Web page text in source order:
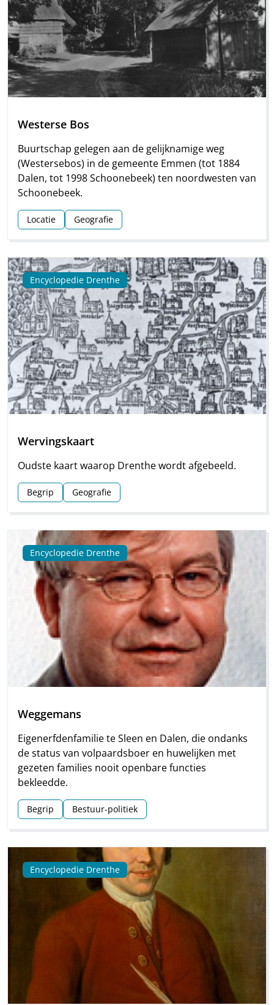
Westerse Bos
Buurtschap gelegen aan de gelijknamige weg
(Westersebos) in de gemeente Emmen (tot 1884
Dalen, tot 1998 Schoonebeek) ten noordwesten van
Schoonebeek.
Locatie Geografie
Encyclopedie Drenthe
Wervingskaart
Oudste kaart waarop Drenthe wordt afgebeeld.
Begrip Geografie
Encyclopedie Drenthe
Weggemans
Eigenerfdenfamilie te Sleen en Dalen, die ondanks
de status van volpaardsboer en huwelijken met
gezeten families nooit openbare functies
bekleedde.
Begrip Bestuur-politiek
Encyclopedie Drenthe